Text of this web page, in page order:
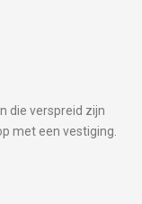
die verspreid zijn
met een vestiging.